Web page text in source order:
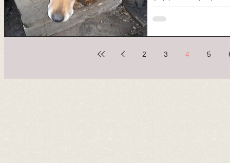
érzi, hogy segíteni
2 3 4 5